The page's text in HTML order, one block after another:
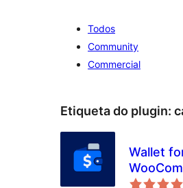
Todos
Community
Commercial
Etiqueta do plugin:
Wallet